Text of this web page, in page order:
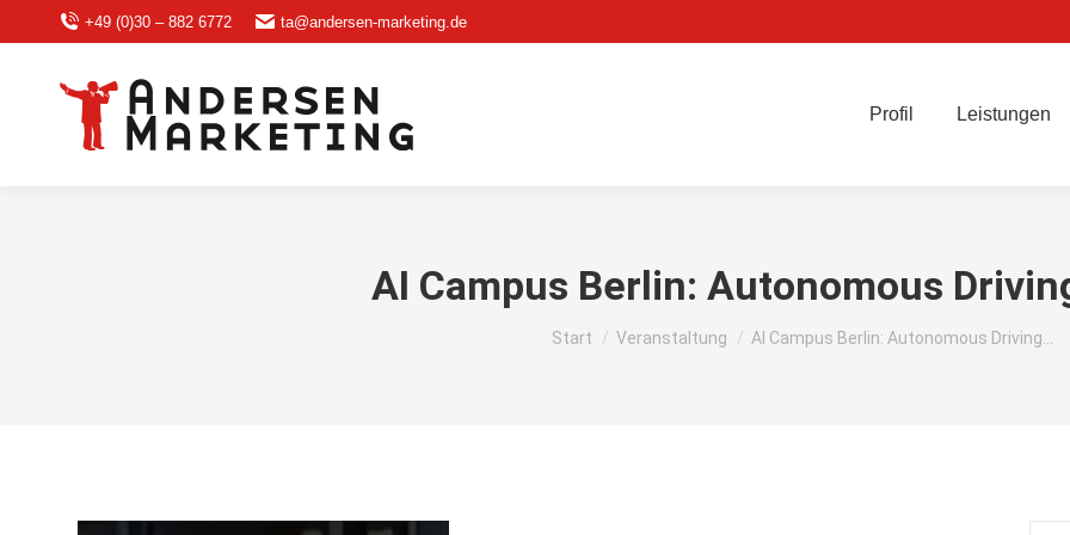
+49 (0)30 – 882 6772 ta@andersen-marketing.de
Profil Leistungen
AI Campus Berlin: Autonomous
Sie befinden sich hier:
Start Veranstaltung AI Campus Berlin: Autonomous Driving…